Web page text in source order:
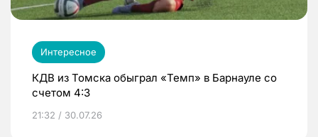
Интересное
КДВ из Томска обыграл «Темп» в Барнауле со
счетом 4:3
21:32 / 30.07.26